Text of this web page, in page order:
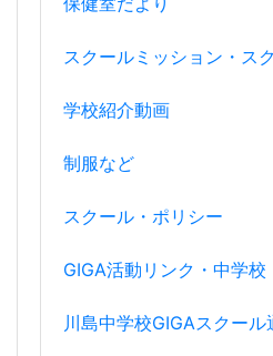
スクールミッション・ス
学校紹介動画
制服など
スクール・ポリシー
GIGA活動リンク・中学校
川島中学校GIGAスクール